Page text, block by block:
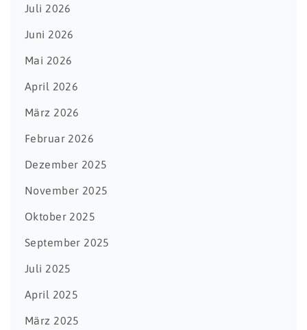
Juli 2026
Juni 2026
Mai 2026
April 2026
März 2026
Februar 2026
Dezember 2025
November 2025
Oktober 2025
September 2025
Juli 2025
April 2025
März 2025